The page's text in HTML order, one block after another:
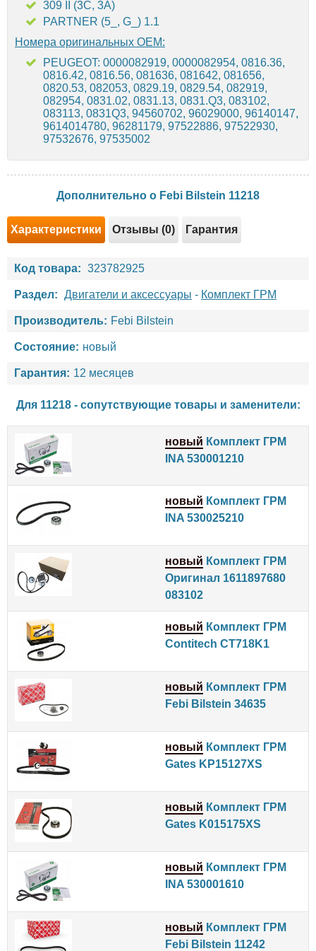
309 II (3C, 3A)
PARTNER (5_, G_) 1.1
Номера оригинальных OEM:
PEUGEOT: 0000082919, 0000082954, 0816.36,
0816.42, 0816.56, 081636, 081642, 081656,
0820.53, 082053, 0829.19, 0829.54, 082919,
082954, 0831.02, 0831.13, 0831.Q3, 083102,
083113, 0831Q3, 94560702, 96029000, 96140147,
9614014780, 96281179, 97522886, 97522930,
97532676, 97535002
Дополнительно о Febi Bilstein 11218
Характеристики Отзывы (0) Гарантия
Код товара: 323782925
Раздел: Двигатели и аксессуары - Комплект ГРМ
Производитель: Febi Bilstein
Состояние: новый
Гарантия: 12 месяцев
Для 11218 - сопутствующие товары и заменители:
новый Комплект ГРМ
INA 530001210
новый Комплект ГРМ
INA 530025210
новый Комплект ГРМ
Оригинал 1611897680
083102
новый Комплект ГРМ
Contitech CT718K1
новый Комплект ГРМ
Febi Bilstein 34635
новый Комплект ГРМ
Gates KP15127XS
новый Комплект ГРМ
Gates K015175XS
новый Комплект ГРМ
INA 530001610
новый Комплект ГРМ
Febi Bilstein 11242